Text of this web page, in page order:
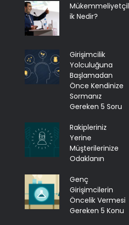
Mükemmeliyetçil
ik Nedir?
Girişimcilik
Yolculuğuna
Başlamadan
Önce Kendinize
Sormanız
Gereken 5 Soru
Rakipleriniz
Yerine
Müşterilerinize
Odaklanın
Genç
Girişimcilerin
Öncelik Vermesi
Gereken 5 Konu